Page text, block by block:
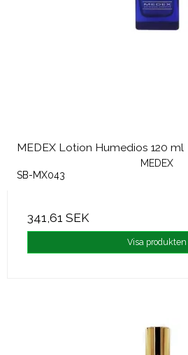
MEDEX Lotion Humedios 120 ml
MEDEX
SB-MX043
341,61 SEK
Visa produkten